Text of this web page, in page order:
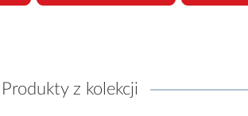
Produkty z kolekcji